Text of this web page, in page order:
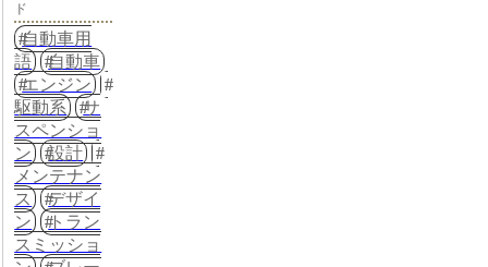
ド
自動車用
語
自動車
エンジン
駆動系
サ
スペンショ
ン
設計
メンテナン
ス
デザイ
ン
トラン
スミッショ